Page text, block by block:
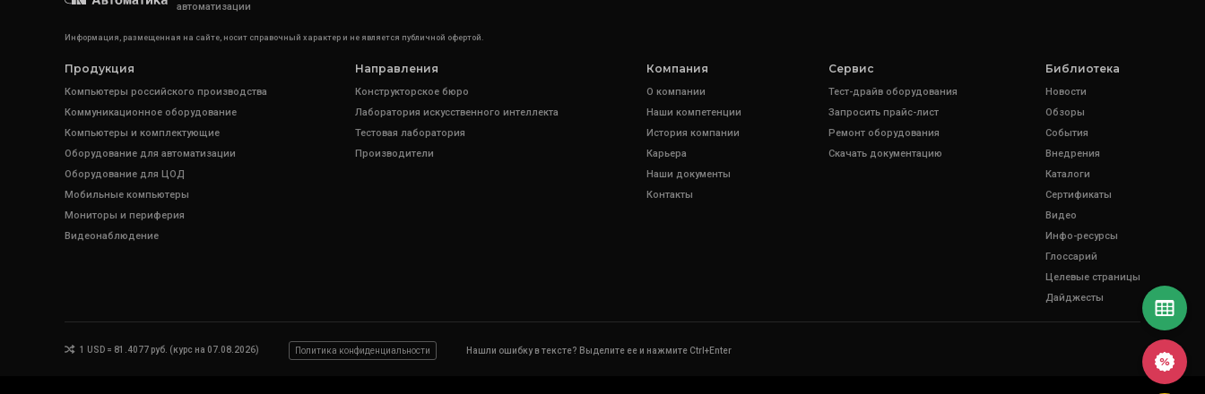
автоматизации
Информация, размещенная на сайте, носит справочный характер и не является публичной офертой.
Продукция
Компьютеры российского производства
Коммуникационное оборудование
Компьютеры и комплектующие
Оборудование для автоматизации
Оборудование для ЦОД
Мобильные компьютеры
Мониторы и периферия
Видеонаблюдение
Направления
Конструкторское бюро
Лаборатория искусственного интеллекта
Тестовая лаборатория
Производители
Компания
О компании
Наши компетенции
История компании
Карьера
Наши документы
Контакты
Сервис
Тест-драйв оборудования
Запросить прайс-лист
Ремонт оборудования
Скачать документацию
Библиотека
Новости
Обзоры
События
Внедрения
Каталоги
Сертификаты
Видео
Инфо-ресурсы
Глоссарий
Целевые страницы
Дайджесты
1 USD = 81.4077 руб. (курс на 07.08.2026) Политика конфиденциальности Нашли ошибку в тексте? Выделите ее и нажмите Ctrl+Enter